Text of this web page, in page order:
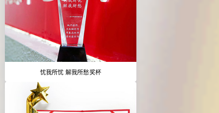
忧我所忧 解我所愁奖杯